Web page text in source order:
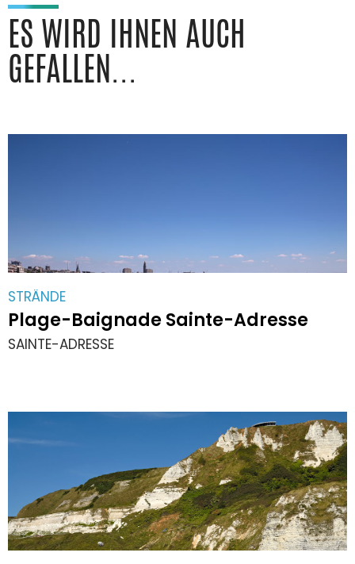
ES WIRD IHNEN AUCH
GEFALLEN...
STRÄNDE
Plage-Baignade Sainte-Adresse
SAINTE-ADRESSE